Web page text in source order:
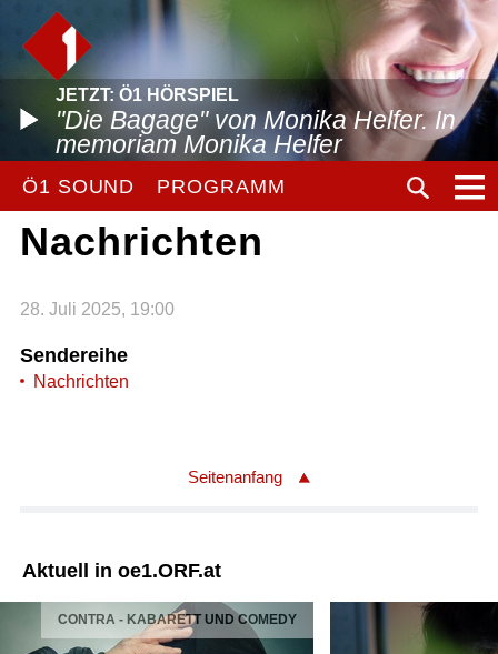
JETZT: Ö1 HÖRSPIEL
"Die Bagage" von Monika Helfer. In
memoriam Monika Helfer
Ö1 SOUND PROGRAMM
Nachrichten
28. Juli 2025, 19:00
Sendereihe
Nachrichten
Seitenanfang
Aktuell in oe1.ORF.at
CONTRA - KABARETT UND COMEDY